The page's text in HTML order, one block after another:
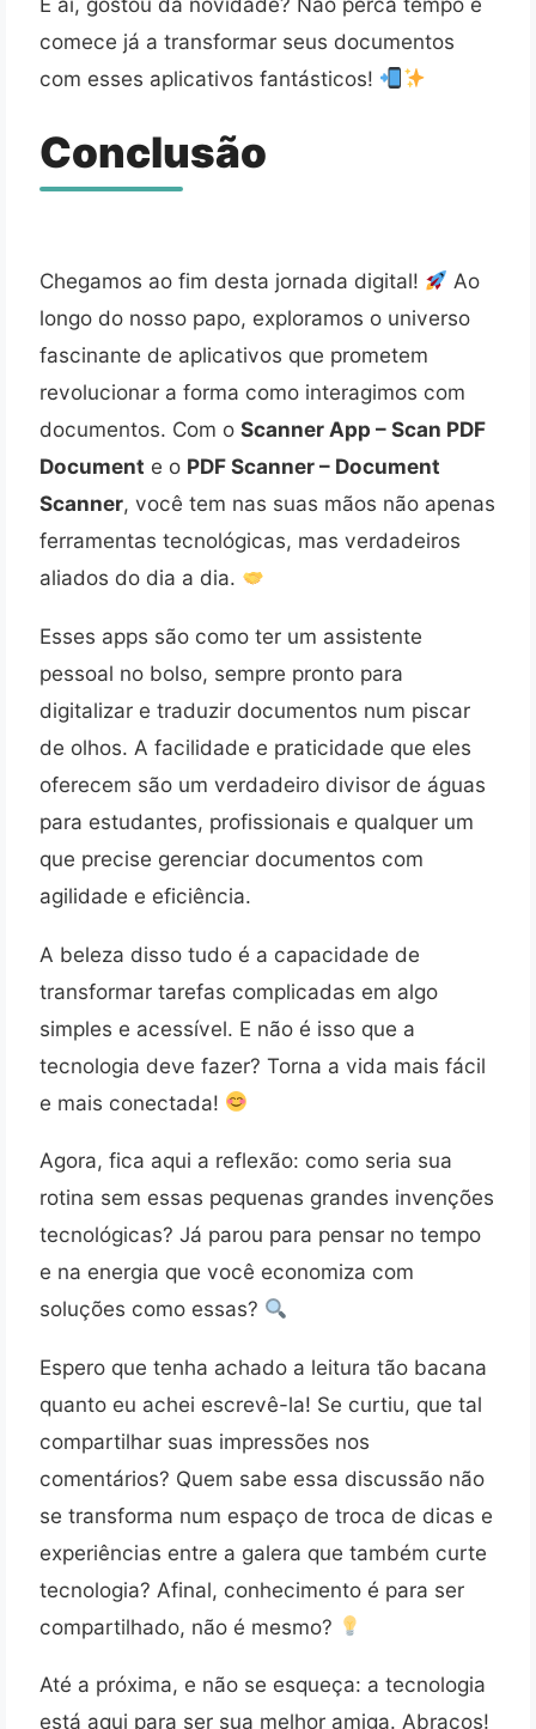
comece já a transformar seus documentos
com esses aplicativos fantásticos!
Conclusão
Chegamos ao fim desta jornada digital!
Ao
longo do nosso papo, exploramos o universo
fascinante de aplicativos que prometem
revolucionar a forma como interagimos com
documentos. Com o Scanner App – Scan PDF
Document e o PDF Scanner – Document
Scanner, você tem nas suas mãos não apenas
ferramentas tecnológicas, mas verdadeiros
aliados do dia a dia.
Esses apps são como ter um assistente
pessoal no bolso, sempre pronto para
digitalizar e traduzir documentos num piscar
de olhos. A facilidade e praticidade que eles
oferecem são um verdadeiro divisor de águas
para estudantes, profissionais e qualquer um
que precise gerenciar documentos com
agilidade e eficiência.
A beleza disso tudo é a capacidade de
transformar tarefas complicadas em algo
simples e acessível. E não é isso que a
tecnologia deve fazer? Torna a vida mais fácil
e mais conectada!
Agora, fica aqui a reflexão: como seria sua
rotina sem essas pequenas grandes invenções
tecnológicas? Já parou para pensar no tempo
e na energia que você economiza com
soluções como essas?
Espero que tenha achado a leitura tão bacana
quanto eu achei escrevê-la! Se curtiu, que tal
compartilhar suas impressões nos
comentários? Quem sabe essa discussão não
se transforma num espaço de troca de dicas e
experiências entre a galera que também curte
tecnologia? Afinal, conhecimento é para ser
compartilhado, não é mesmo?
Até a próxima, e não se esqueça: a tecnologia
está aqui para ser sua melhor amiga. Abraços!